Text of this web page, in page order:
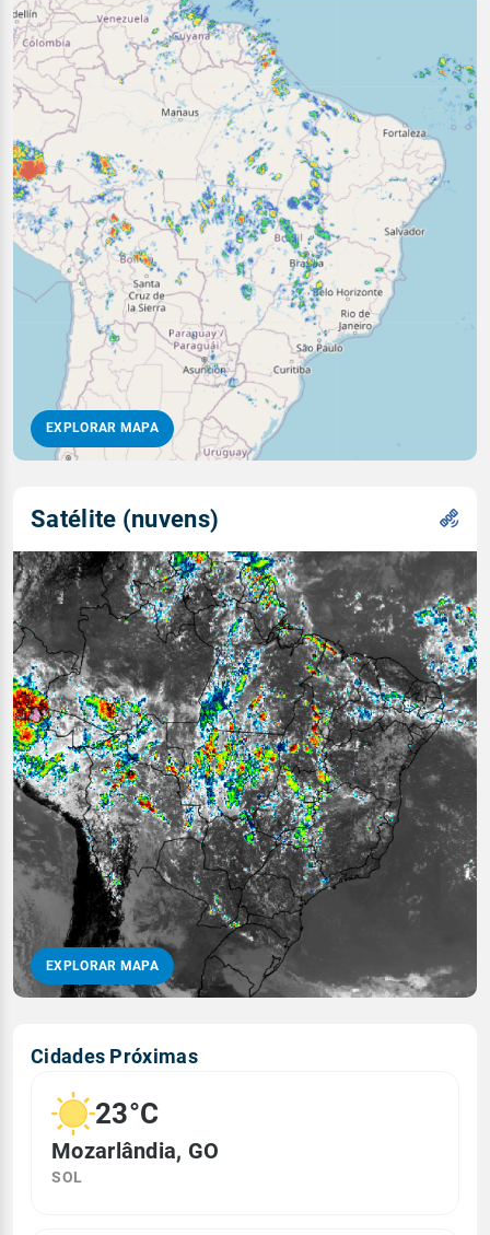
EXPLORAR MAPA
Satélite (nuvens)
EXPLORAR MAPA
Cidades Próximas
23°C
Mozarlândia, GO
SOL